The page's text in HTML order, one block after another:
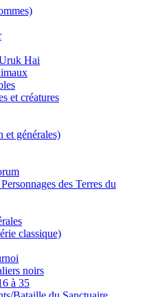
Hai
et créatures
et générales)
des Terres du
classique)
noirs
à 35